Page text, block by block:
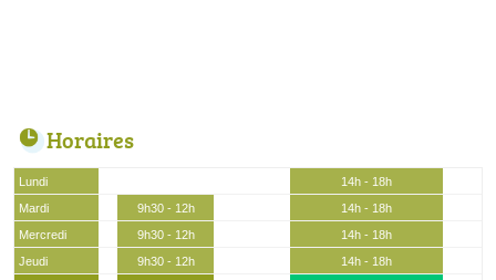
Horaires
Lundi
14h - 18h
Mardi
9h30 - 12h
14h - 18h
Mercredi
9h30 - 12h
14h - 18h
Jeudi
9h30 - 12h
14h - 18h